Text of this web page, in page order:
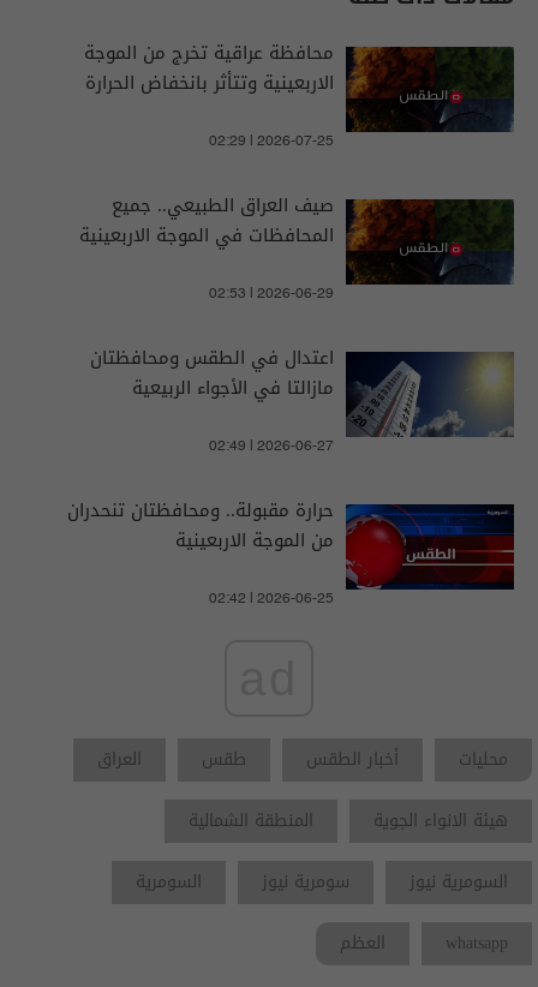
محافظة عراقية تخرج من الموجة
الاربعينية وتتأثر بانخفاض الحرارة
02:29 | 2026-07-25
صيف العراق الطبيعي.. جميع
المحافظات في الموجة الاربعينية
02:53 | 2026-06-29
اعتدال في الطقس ومحافظتان
مازالتا في الأجواء الربيعية
02:49 | 2026-06-27
حرارة مقبولة.. ومحافظتان تنحدران
من الموجة الاربعينية
02:42 | 2026-06-25
محليات أخبار الطقس طقس
العراق
هيئة الانواء الجوية
المنطقة الشمالية
السومرية نيوز
سومرية نيوز
السومرية
whatsapp
العظم